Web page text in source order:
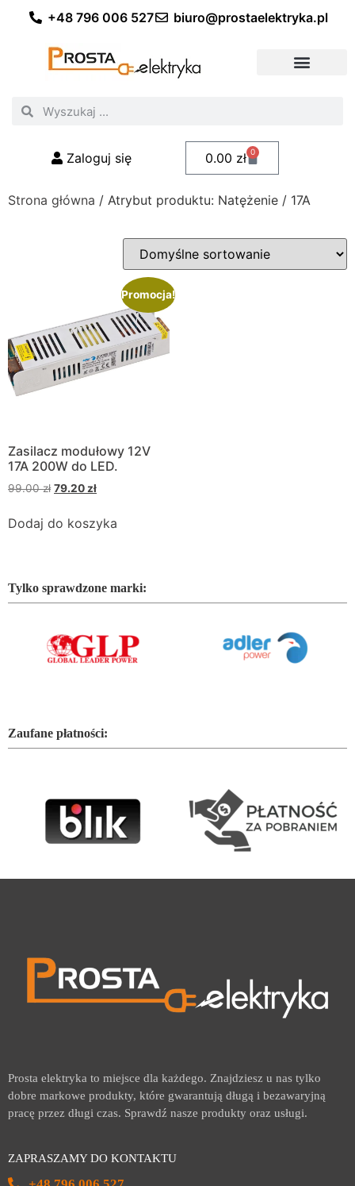
+48 796 006 527 biuro@prostaelektryka.pl
Zaloguj się 0.00 zł 0
Strona główna / Atrybut produktu: Natężenie / 17A
Promocja!
Zasilacz modułowy 12V
17A 200W do LED.
99.00zł 79.20 zł
Dodaj do koszyka
Tylko sprawdzone marki:
Zaufane płatności:
Prosta elektryka to miejsce dla każdego. Znajdziesz u nas tylko
dobre markowe produkty, które gwarantują długą i bezawaryjną
pracę przez długi czas. Sprawdź nasze produkty oraz usługi.
ZAPRASZAMY DO KONTAKTU